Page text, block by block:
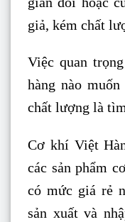
giả, kém chất
Việc quan
hàng nào
chất lượng là
Cơ khí Việt
các sản phẩm
có mức giá rẻ
sản xuất và